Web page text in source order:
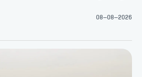
08-08-2026